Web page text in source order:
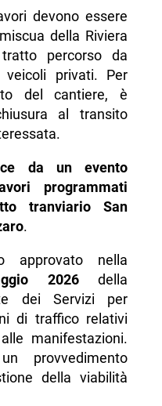
devono essere
della Riviera
percorso da
privati. Per
del cantiere, è
al transito
da un evento
programmati
tranviario San
.
approvato nella
2026della
dei Servizi per
di traffico relativi
manifestazioni.
provvedimento
della viabilità